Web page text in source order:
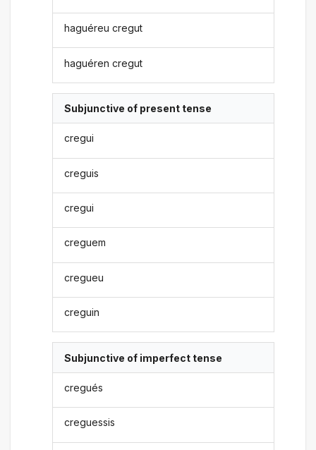
haguéreu cregut
haguéren cregut
Subjunctive of present tense
cregui
creguis
cregui
creguem
cregueu
creguin
Subjunctive of imperfect tense
cregués
creguessis